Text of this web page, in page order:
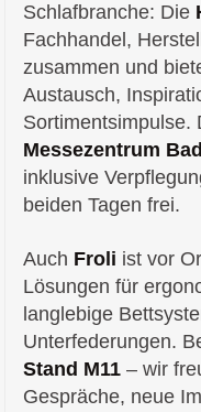
Schlafbranche: Die
Fachhandel,
zusammen und
Austausch,
Sortimentsimpulse.
Messezentrum
inklusive
beiden Tagen frei.
Auch Froli ist vor
Lösungen für
langlebige
Unterfederungen.
Stand M11 – wir
Gespräche, neue